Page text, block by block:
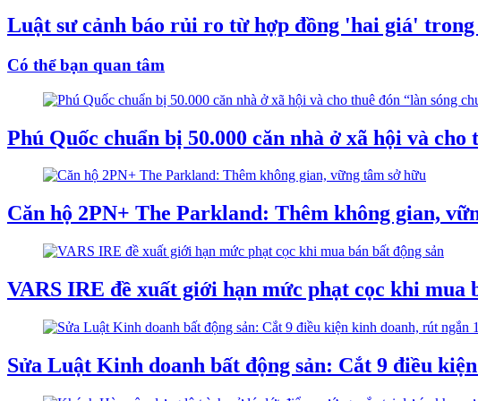
Luật sư cảnh báo rủi ro từ hợp đồng 'hai giá' trong
Có thể bạn quan tâm
Phú Quốc chuẩn bị 50.000 căn nhà ở xã hội và cho
Căn hộ 2PN+ The Parkland: Thêm không gian,
VARS IRE đề xuất giới hạn mức phạt cọc khi mua
Sửa Luật Kinh doanh bất động sản: Cắt 9 điều